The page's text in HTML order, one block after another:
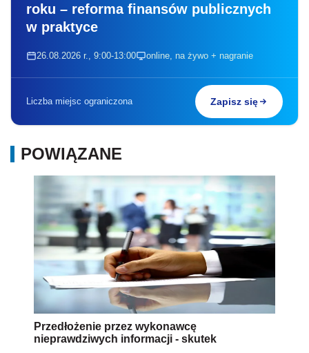
roku – reforma finansów publicznych
w praktyce
26.08.2026 r., 9:00-13:00 online, na żywo + nagranie
Liczba miejsc ograniczona Zapisz się
POWIĄZANE
Przedłożenie przez wykonawcę
nieprawdziwych informacji - skutek